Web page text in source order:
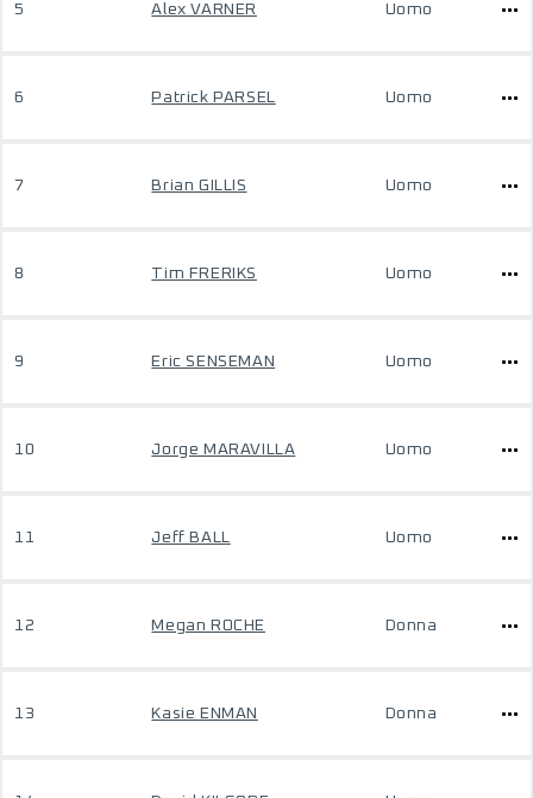
5 Alex VARNER Uomo
6 Patrick PARSEL Uomo
7 Brian GILLIS Uomo
8 Tim FRERIKS Uomo
9 Eric SENSEMAN Uomo
10 Jorge MARAVILLA Uomo
11 Jeff BALL Uomo
12 Megan ROCHE Donna
13 Kasie ENMAN Donna